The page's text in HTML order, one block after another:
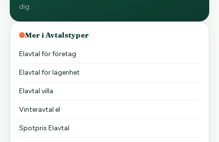
dig.
Mer i Avtalstyper
Elavtal för företag
Elavtal för lägenhet
Elavtal villa
Vinteravtal el
Spotpris Elavtal